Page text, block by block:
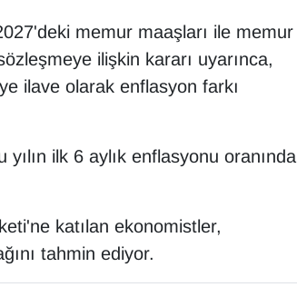
memur maaşları ile memur
ilişkin kararı uyarınca,
ilave olarak enflasyon farkı
ilk 6 aylık enflasyonu oranında
katılan ekonomistler,
tahmin ediyor.